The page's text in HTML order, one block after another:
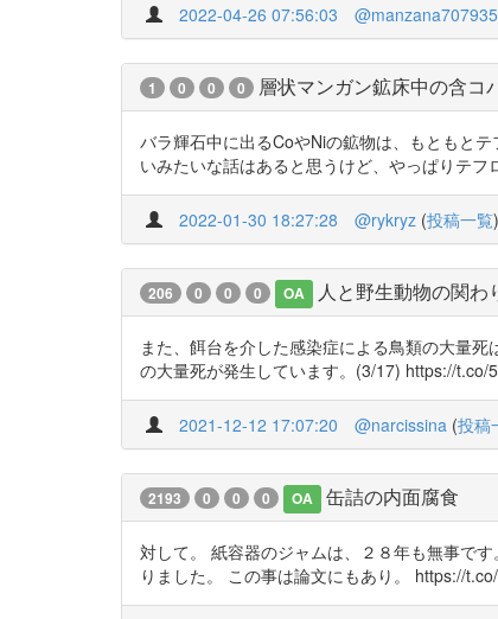
2022-04-26 07:56:03
1 0 0 0 層状マンガン鉱床中の含コ
バラ輝石中に出るCoやNiの鉱物は、もともと
いみたいな話はあると思うけど、やっぱりテ
2022-01-30 18:27:28 @rykryz (投稿一覧)
206 0 0 0 OA 人と野生動物の関
また、餌台を介した感染症による鳥類の大量
の大量死が発生しています。(3/17) https://t.co/
2021-12-12 17:07:20 @narcissina (投稿
2193 0 0 0 OA 缶詰の内面腐食
対して。 紙容器のジャムは、２８年も無事で
りました。 この事は論文にもあり。 https://